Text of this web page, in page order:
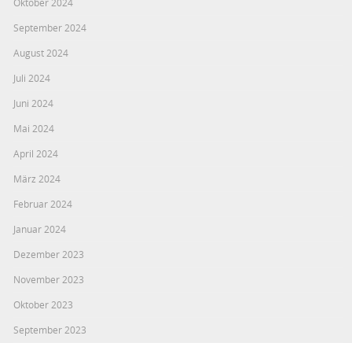
September 2024
August 2024
Juli 2024
Juni 2024
Mai 2024
April 2024
März 2024
Februar 2024
Januar 2024
Dezember 2023
November 2023
Oktober 2023
September 2023